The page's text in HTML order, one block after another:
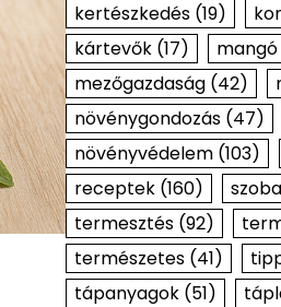
kertészkedés(19)
kártevők(17) mangó
mezőgazdaság(42)
növénygondozás(47)
növényvédelem(103)
receptek(160)
termesztés(92)
természetes(41)
tápanyagok(51)